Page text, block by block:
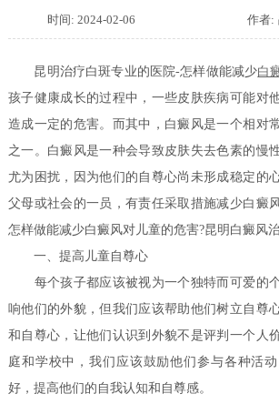
时间: 2024-02-06 作者:
昆明治疗白斑专业的医院-怎样做能减少白
孩子健康成长的过程中，一些皮肤疾病可能对
造成一定的危害。而其中，白癜风是一个相对
之一。白癜风是一种会导致皮肤失去色素的慢
尤为困扰，因为他们的自尊心尚未形成稳定的
父母或社会的一员，有责任采取措施减少白癜
怎样做能减少白癜风对儿童的危害?昆明白癜风
一、提高儿童自尊心
每个孩子都应该被视为一个独特而可爱的
响他们的外貌，但我们应该帮助他们树立自尊
和自尊心，让他们认识到外貌不是评判一个人
庭和学校中，我们应该鼓励他们参与各种活
好，提高他们的自我认知和自尊感。